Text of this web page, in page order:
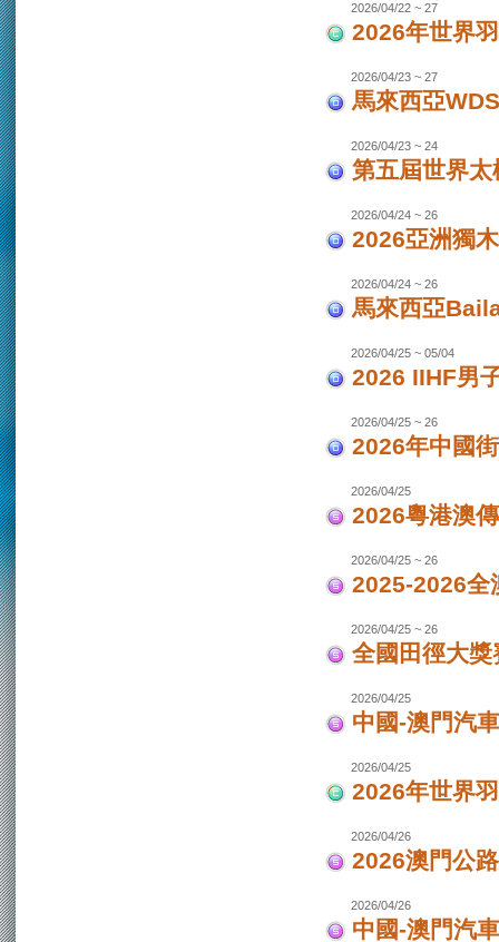
2026/04/22 ~ 27
2026年世界
2026/04/23 ~ 27
馬來西亞
2026/04/23 ~ 24
第五屆世界
2026/04/24 ~ 26
2026亞洲獨
2026/04/24 ~ 26
馬來西亞
2026/04/25 ~ 05/04
2026 IIHF男
2026/04/25 ~ 26
2026年中國
2026/04/25
2026粵港澳
2026/04/25 ~ 26
2025-2026全
2026/04/25 ~ 26
全國田徑大獎
2026/04/25
中國-澳門汽
2026/04/25
2026年世界
2026/04/26
2026澳門公
2026/04/26
中國-澳門汽